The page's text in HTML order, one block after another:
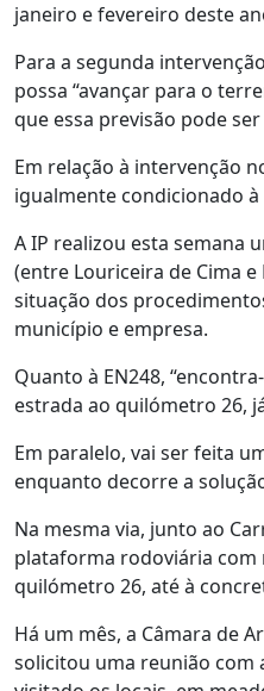
janeiro e fevereiro deste
Para a segunda
possa “avançar para o
que essa previsão pode
Em relação à intervenção
igualmente condicionado
A IP realizou esta semana
(entre Louriceira de Cima
situação dos
município e empresa.
Quanto à EN248,
estrada ao quilómetro 26,
Em paralelo, vai ser feita
enquanto decorre a
Na mesma via, junto ao
plataforma rodoviária com
quilómetro 26, até à
Há um mês, a Câmara de
solicitou uma reunião com